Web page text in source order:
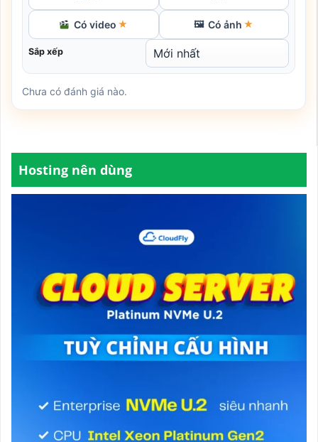
Có video ★ 🖼 Có ảnh ★
Sắp xếp
Chưa có đánh giá nào.
Hosting nên dùng